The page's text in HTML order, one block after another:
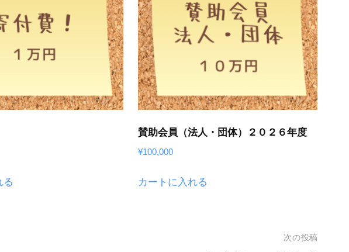
２
６
年
度
個
る
賛助会員（法人・団体）２０２６年度
¥100,000
カートに入れる
次の投稿